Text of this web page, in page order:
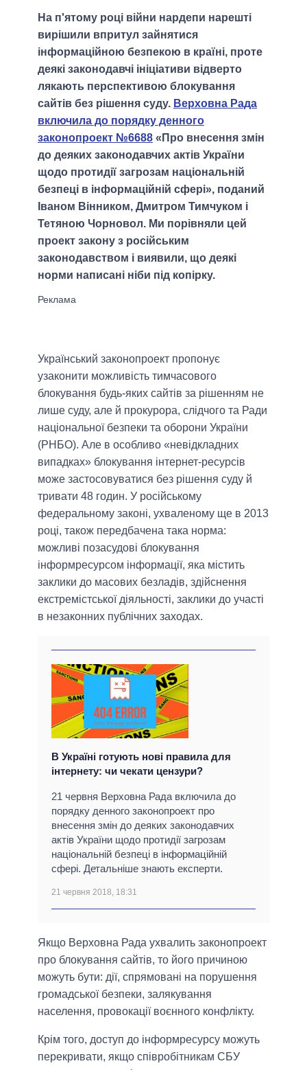
На п'ятому році війни нардепи нарешті
вирішили впритул зайнятися
інформаційною безпекою в країні, проте
деякі законодавчі ініціативи відверто
лякають перспективою блокування
сайтів без рішення суду. Верховна Рада
включила до порядку денного
законопроект №6688 «Про внесення змін
до деяких законодавчих актів України
щодо протидії загрозам національній
безпеці в інформаційній сфері», поданий
Іваном Вінником, Дмитром Тимчуком і
Тетяною Чорновол. Ми порівняли цей
проект закону з російським
законодавством і виявили, що деякі
норми написані ніби під копірку.
Український законопроект пропонує
узаконити можливість тимчасового
блокування будь-яких сайтів за рішенням не
лише суду, але й прокурора, слідчого та Ради
національної безпеки та оборони України
(РНБО). Але в особливо «невідкладних
випадках» блокування інтернет-ресурсів
може застосовуватися без рішення суду й
тривати 48 годин. У російському
федеральному законі, ухваленому ще в 2013
році, також передбачена така норма:
можливі позасудові блокування
інформресурсом інформації, яка містить
заклики до масових безладів, здійснення
екстремістської діяльності, заклики до участі
в незаконних публічних заходах.
В Україні готують нові правила для
інтернету: чи чекати цензури?
21 червня Верховна Рада включила до
порядку денного законопроект про
внесення змін до деяких законодавчих
актів України щодо протидії загрозам
національній безпеці в інформаційній
сфері. Детальніше знають експерти.
21 червня 2018, 18:31
Якщо Верховна Рада ухвалить законопроект
про блокування сайтів, то його причиною
можуть бути: дії, спрямовані на порушення
громадської безпеки, залякування
населення, провокації воєнного конфлікту.
Крім того, доступ до інформресурсу можуть
перекривати, якщо співробітникам СБУ